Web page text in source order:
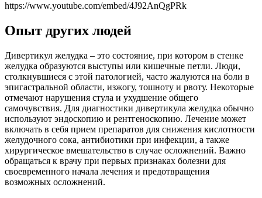
https://www.youtube.com/embed/4J92AnQgPRk
Опыт других людей
Дивертикул желудка – это состояние, при котором в стенке
желудка образуются выступы или кишечные петли. Люди,
столкнувшиеся с этой патологией, часто жалуются на боли в
эпигастральной области, изжогу, тошноту и рвоту. Некоторые
отмечают нарушения стула и ухудшение общего
самочувствия. Для диагностики дивертикула желудка обычно
используют эндоскопию и рентгеноскопию. Лечение может
включать в себя прием препаратов для снижения кислотности
желудочного сока, антибиотики при инфекции, а также
хирургическое вмешательство в случае осложнений. Важно
обращаться к врачу при первых признаках болезни для
своевременного начала лечения и предотвращения
возможных осложнений.